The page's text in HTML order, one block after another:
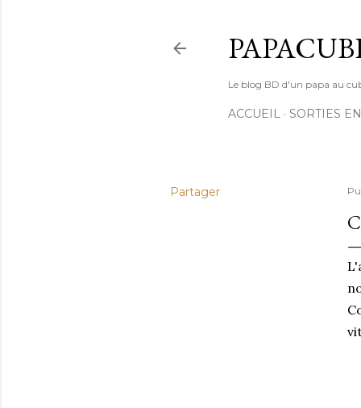
Le blog BD d'un papa au
ACCUEIL SORTIES
Partager